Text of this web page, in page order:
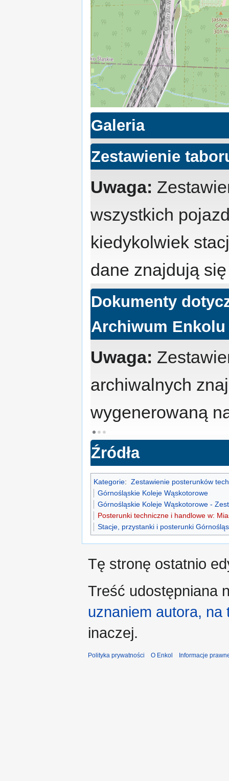
Galeria
Zestawienie
Uwaga:
wszystkich
kiedykolwiek
dane znajdują
Dokumenty
Archiwum Enkolu
Uwaga:
archiwalnych
wygenerowaną
Źródła
Kategorie: Zestawienie posterunków
Górnośląskie Koleje Wąskotorowe
Górnośląskie Koleje Wąskotorowe -
Posterunki techniczne i handlowe w:
Stacje, przystanki i posterunki
Tę stronę ostatnio
Treść udostępniana
uznaniem autora,
inaczej.
Polityka prywatności O Enkol Informacje